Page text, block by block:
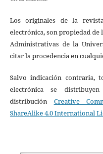
Los originales de la
electrónica, son propiedad de
Administrativas de la
citar la procedencia en
Salvo indicación contraria,
electrónica se
distribución Creative
ShareAlike 4.0 International